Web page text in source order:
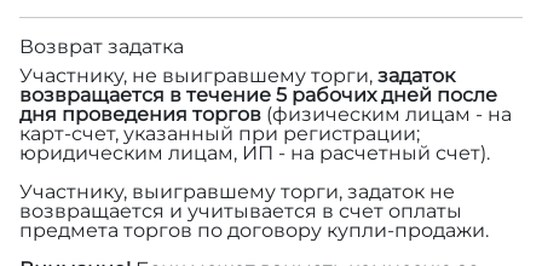
Возврат задатка
Участнику, не выигравшему торги, задаток
возвращается в течение 5 рабочих дней после
дня проведения торгов (физическим лицам - на
карт-счет, указанный при регистрации;
юридическим лицам, ИП - на расчетный счет).
Участнику, выигравшему торги, задаток не
возвращается и учитывается в счет оплаты
предмета торгов по договору купли-продажи.